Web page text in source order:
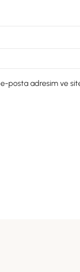
posta adresim ve